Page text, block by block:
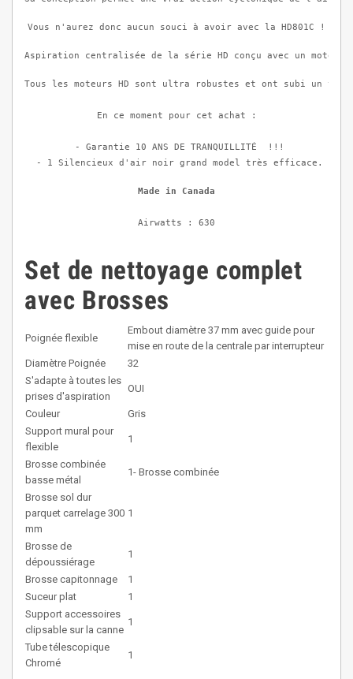
Vous n'aurez donc aucun souci à avoir avec la HD801C !
Aspiration centralisée de la série HD conçu avec un
Tous les moteurs HD sont ultra robustes et ont subi un
En ce moment pour cet achat :
- Garantie 10 ANS DE TRANQUILLITÉ  !!!
- 1 Silencieux d'air noir grand model très efficace.
Made in Canada
Airwatts : 630
Set de nettoyage complet
avec Brosses
Poignée flexible
Embout diamètre 37 mm avec guide pour
mise en route de la centrale par interrupteur
Diamètre Poignée
32
S'adapte à toutes les
prises d'aspiration
OUI
Couleur
Gris
Support mural pour
flexible
1
Brosse combinée
basse métal
1- Brosse combinée
Brosse sol dur
parquet carrelage 300
mm
1
Brosse de
dépoussiérage
1
Brosse capitonnage
1
Suceur plat
1
Support accessoires
clipsable sur la canne
1
Tube télescopique
Chromé
1